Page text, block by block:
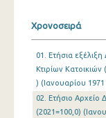
Ιουνίου
Μαΐου
Απριλίου
Χρονοσειρά
01. Ετήσια
Κτιρίων
) (Ιανουαρίου
02. Ετήσιο Αρχείο
(2021=100,0)